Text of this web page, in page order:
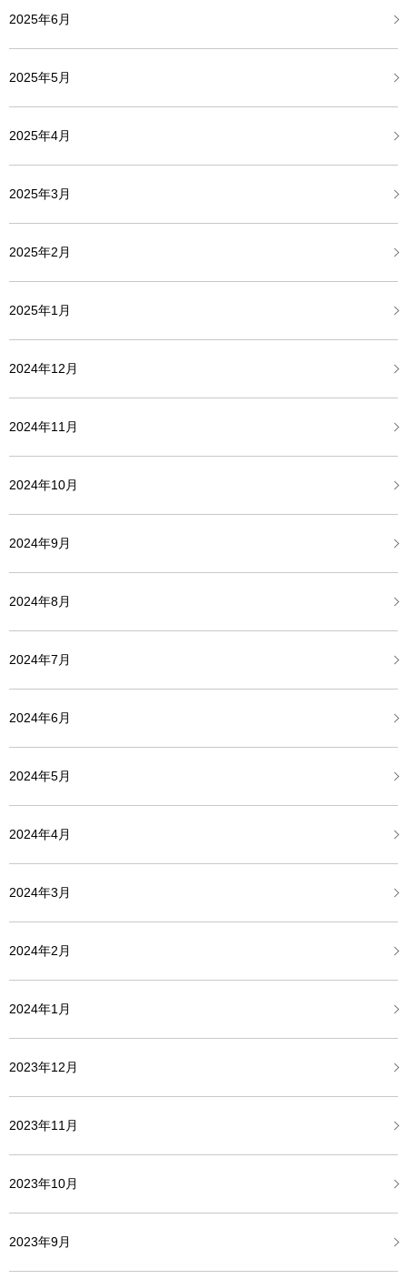
2025年6月
2025年5月
2025年4月
2025年3月
2025年2月
2025年1月
2024年12月
2024年11月
2024年10月
2024年9月
2024年8月
2024年7月
2024年6月
2024年5月
2024年4月
2024年3月
2024年2月
2024年1月
2023年12月
2023年11月
2023年10月
2023年9月